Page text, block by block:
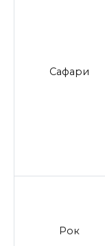
Сафари
Рок